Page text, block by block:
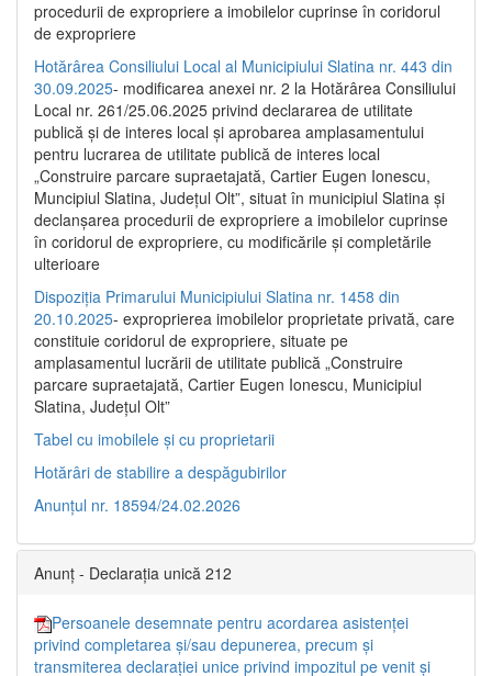
procedurii de expropriere a imobilelor cuprinse în coridorul
de expropriere
Hotărârea Consiliului Local al Municipiului Slatina nr. 443 din
30.09.2025- modificarea anexei nr. 2 la Hotărârea Consiliului
Local nr. 261/25.06.2025 privind declararea de utilitate
publică şi de interes local şi aprobarea amplasamentului
pentru lucrarea de utilitate publică de interes local
„Construire parcare supraetajată, Cartier Eugen Ionescu,
Muncipiul Slatina, Judeţul Olt”, situat în municipiul Slatina şi
declanşarea procedurii de expropriere a imobilelor cuprinse
în coridorul de expropriere, cu modificările şi completările
ulterioare
Dispoziția Primarului Municipiului Slatina nr. 1458 din
20.10.2025- exproprierea imobilelor proprietate privată, care
constituie coridorul de expropriere, situate pe
amplasamentul lucrării de utilitate publică „Construire
parcare supraetajată, Cartier Eugen Ionescu, Municipiul
Slatina, Județul Olt”
Tabel cu imobilele și cu proprietarii
Hotărâri de stabilire a despăgubirilor
Anunțul nr. 18594/24.02.2026
Anunț - Declarația unică 212
Persoanele desemnate pentru acordarea asistenței
privind completarea și/sau depunerea, precum și
transmiterea declarației unice privind impozitul pe venit și